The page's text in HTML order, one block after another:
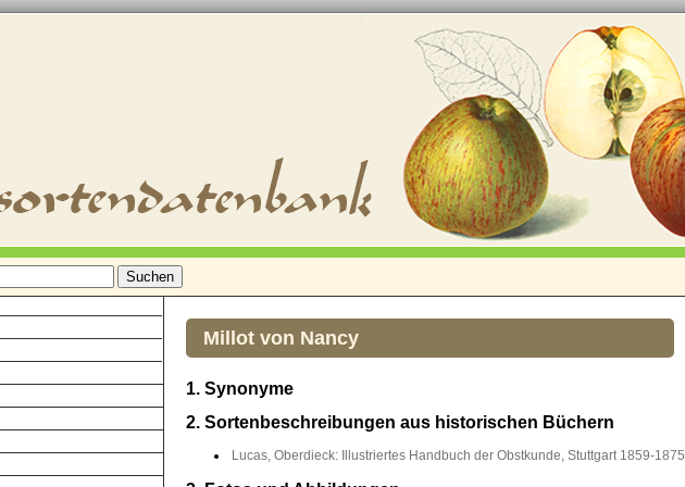
Millot von Nancy
1. Synonyme
2. Sortenbeschreibungen aus historischen Büchern
Lucas, Oberdieck: Illustriertes Handbuch der Obstkunde, Stuttgart 1859-1875